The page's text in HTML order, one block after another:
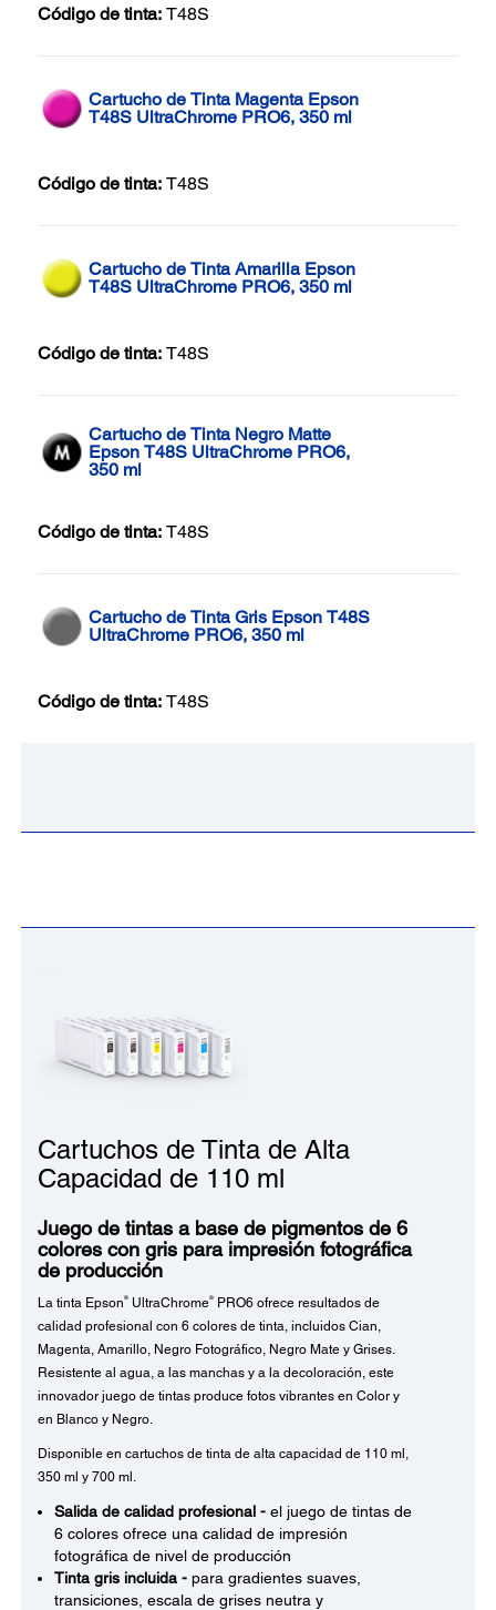
Código de tinta: T48S
Cartucho de Tinta Magenta Epson
T48S UltraChrome PRO6, 350 ml
Código de tinta: T48S
Cartucho de Tinta Amarilla Epson
T48S UltraChrome PRO6, 350 ml
Código de tinta: T48S
Cartucho de Tinta Negro Matte
Epson T48S UltraChrome PRO6,
350 ml
Código de tinta: T48S
Cartucho de Tinta Gris Epson T48S
UltraChrome PRO6, 350 ml
Código de tinta: T48S
Cartuchos de Tinta de Alta
Capacidad de 110 ml
Juego de tintas a base de pigmentos de 6
colores con gris para impresión fotográfica
de producción
La tinta Epson ® UltraChrome®
PRO6 ofrece resultados de
calidad profesional con 6 colores de tinta, incluidos Cian,
Magenta, Amarillo, Negro Fotográfico, Negro Mate y Grises.
Resistente al agua, a las manchas y a la decoloración, este
innovador juego de tintas produce fotos vibrantes en Color y
en Blanco y Negro.
Disponible en cartuchos de tinta de alta capacidad de 110 ml,
350 ml y 700 ml.
Salida de calidad profesional - el juego de tintas de
6 colores ofrece una calidad de impresión
fotográfica de nivel de producción
Tinta gris incluida - para gradientes suaves,
transiciones, escala de grises neutra y